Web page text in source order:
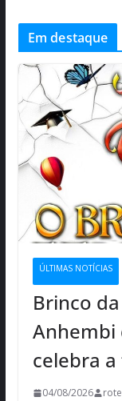
Em destaque
ÚLTIMAS NOTÍCIAS
Brinco
Anhembi
celebra
04/08/2026